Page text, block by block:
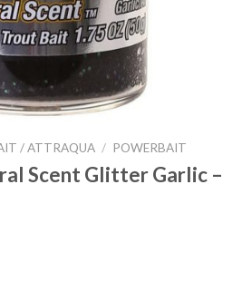
/ ATTRAQUA / POWERBAIT
Scent Glitter Garlic –